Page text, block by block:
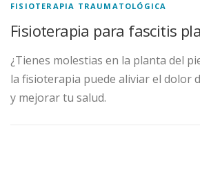
FISIOTERAPIA TRAUMATOLÓGICA
Fisioterapia para fascitis
¿Tienes molestias en la planta del
la fisioterapia puede aliviar el dolor
y mejorar tu salud.